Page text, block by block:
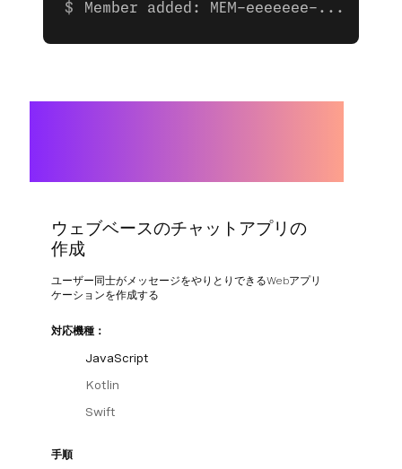
Member added: MEM-eeeeeee-...
ウェブベースのチャットアプリの
作成
ユーザー同士がメッセージをやりとりできるWebアプリ
ケーションを作成する
対応機種：
JavaScript
Kotlin
Swift
手順